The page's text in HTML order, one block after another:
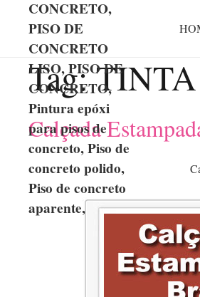
CONCRETO,
PISO DE
CONCRETO
LISO, PISO DE
CONCRETO,
Pintura epóxi
para pisos de
concreto, Piso de
concreto polido,
Piso de concreto
aparente,
Tag:TINTA
Calçada